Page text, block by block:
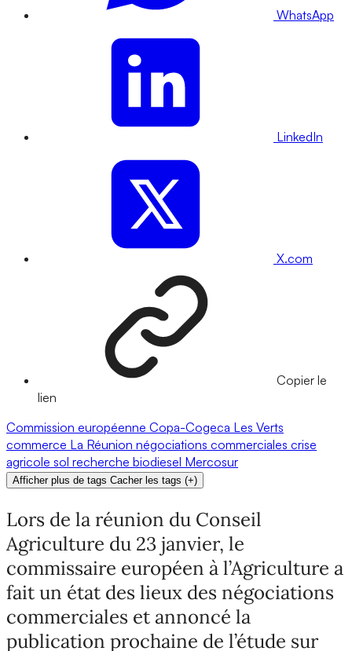
WhatsApp
LinkedIn
X.com
Copier le
lien
Commission européenne Copa-Cogeca Les Verts
commerce La Réunion négociations commerciales crise
agricole sol recherche biodiesel Mercosur
Afficher plus de tags Cacher les tags (+)
Lors de la réunion du Conseil
Agriculture du 23 janvier, le
commissaire européen à l’Agriculture a
fait un état des lieux des négociations
commerciales et annoncé la
publication prochaine de l’étude sur